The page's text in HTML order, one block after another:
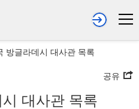
방글라데시 대사관 목록
공유
대사관 목록